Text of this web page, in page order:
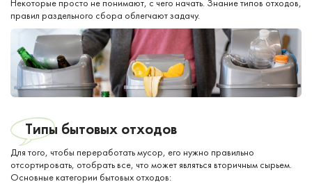
Некоторые просто не понимают, с чего начать. Знание типов отходов,
правил раздельного сбора облегчают задачу.
Типы бытовых отходов
Для того, чтобы переработать мусор, его нужно правильно
отсортировать, отобрать все, что может являться вторичным сырьем.
Основные категории бытовых отходов: